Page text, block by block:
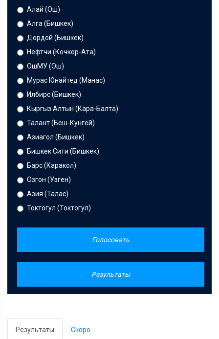
Алай (Ош)
Алга (Бишкек)
Дордой (Бишкек)
Нефтчи (Кочкор-Ата)
ОшМУ (Ош)
Мурас Юнайтед (Манас)
Илбирс (Бишкек)
Кыргыз Алтын (Кара-Балта)
Талант (Беш-Кунгей)
Азиагол (Бишкек)
Бишкек Сити (Бишкек)
Барс (Каракол)
Озгон (Узген)
Азия (Талас)
Токтогул (Токтогул)
Голосовать
Результаты
Результаты Скоро